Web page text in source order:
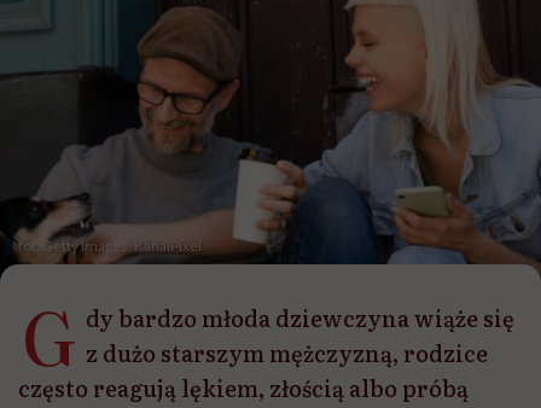
fot. Getty Images, KanaiPixel
G dy bardzo młoda dziewczyna wiąże się
z dużo starszym mężczyzną, rodzice
często reagują lękiem, złością albo próbą